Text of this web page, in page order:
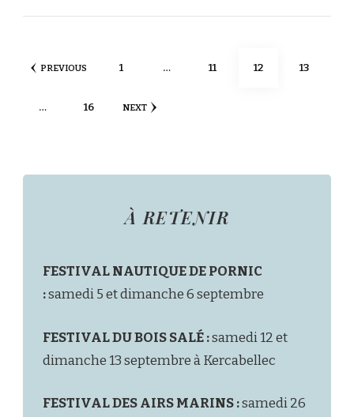
Pagination
publications
PREVIOUS PAGE
1 … PAGE
11 PAGE
12 PAGE
13
… PAGE
16 NEXT
À RETENIR
FESTIVAL NAUTIQUE DE PORNIC
:samedi 5 et dimanche 6 septembre
FESTIVAL DU BOIS SALÉ :samedi 12 et
dimanche 13 septembre à Kercabellec
FESTIVAL DES AIRS MARINS :samedi 26